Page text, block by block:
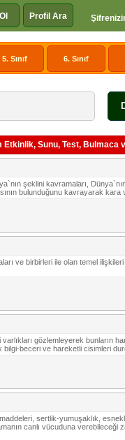
Profil Ara
5. Sınıf 6. Sınıf
Etkinlik, Sunu, Test, Bulmaca
şeklini kavramaları,
bulunduğunu kavrayarak kara
ve birbirleri ile olan temel
gözlemleyerek bunların
beceri ve hareketli cisimleri
sertlik-yumuşaklık,
canlı vücuduna verebileceği